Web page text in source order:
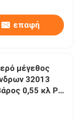
επαφή
μέγεθος
32013
0,55 κλ P0